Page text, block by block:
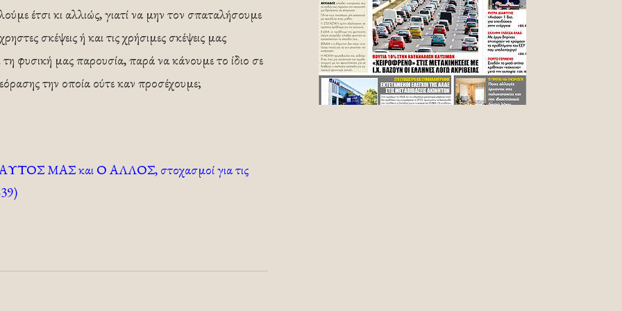
έτσι κι αλλιώς, γιατί να μην τον σπαταλήσουμε
σκέψεις ή και τις χρήσιμες σκέψεις μας
τη φυσική μας παρουσία, παρά να κάνουμε το ίδιο σε
την οποία ούτε καν προσέχουμε;
ΜΑΣ και Ο ΑΛΛΟΣ, στοχασμοί για τις